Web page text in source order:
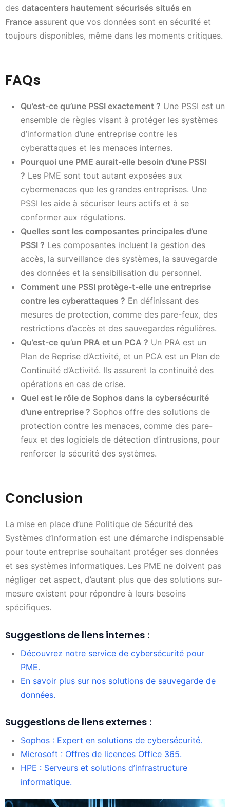
des datacenters hautement sécurisés situés en
France assurent que vos données sont en sécurité et
toujours disponibles, même dans les moments critiques.
FAQs
Qu’est-ce qu’une PSSI exactement ? Une PSSI est un
ensemble de règles visant à protéger les systèmes
d’information d’une entreprise contre les
cyberattaques et les menaces internes.
Pourquoi une PME aurait-elle besoin d’une PSSI
? Les PME sont tout autant exposées aux
cybermenaces que les grandes entreprises. Une
PSSI les aide à sécuriser leurs actifs et à se
conformer aux régulations.
Quelles sont les composantes principales d’une
PSSI ? Les composantes incluent la gestion des
accès, la surveillance des systèmes, la sauvegarde
des données et la sensibilisation du personnel.
Comment une PSSI protège-t-elle une entreprise
contre les cyberattaques ? En définissant des
mesures de protection, comme des pare-feux, des
restrictions d’accès et des sauvegardes régulières.
Qu’est-ce qu’un PRA et un PCA ? Un PRA est un
Plan de Reprise d’Activité, et un PCA est un Plan de
Continuité d’Activité. Ils assurent la continuité des
opérations en cas de crise.
Quel est le rôle de Sophos dans la cybersécurité
d’une entreprise ? Sophos offre des solutions de
protection contre les menaces, comme des pare-
feux et des logiciels de détection d’intrusions, pour
renforcer la sécurité des systèmes.
Conclusion
La mise en place d’une Politique de Sécurité des
Systèmes d’Information est une démarche indispensable
pour toute entreprise souhaitant protéger ses données
et ses systèmes informatiques. Les PME ne doivent pas
négliger cet aspect, d’autant plus que des solutions sur-
mesure existent pour répondre à leurs besoins
spécifiques.
Suggestions de liens internes :
Découvrez notre service de cybersécurité pour
PME.
En savoir plus sur nos solutions de sauvegarde de
données.
Suggestions de liens externes :
Sophos : Expert en solutions de cybersécurité.
Microsoft : Offres de licences Office 365.
HPE : Serveurs et solutions d’infrastructure
informatique.